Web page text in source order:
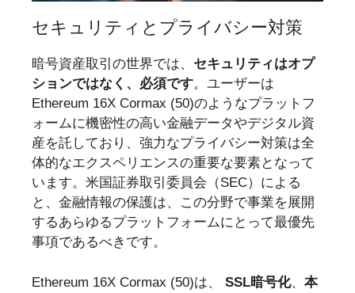
セキュリティとプライバシー対策
暗号資産取引の世界では、 セキュリティはオプ
ションではなく、必須です。ユーザーは
Ethereum 16X Cormax (50)のようなプラットフ
ォームに機密性の高い金融データやデジタル資
産を託しており、強力なプライバシー対策は全
体的なエクスペリエンスの重要な要素となって
います。米国証券取引委員会（SEC）による
と、金融情報の保護は、この分野で事業を展開
するあらゆるプラットフォームにとって最優先
事項であるべきです。
Ethereum 16X Cormax (50)は、 SSL暗号化、 本